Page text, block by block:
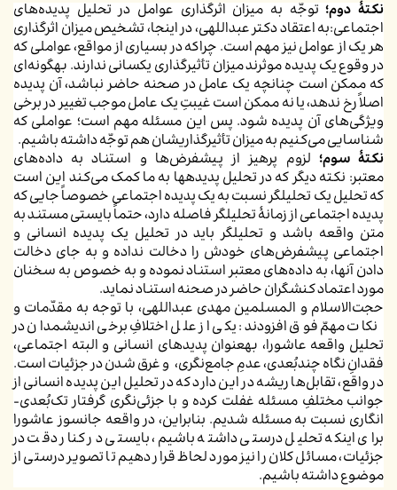
نکتۀ دوم؛ توجّه به میزان اثرگذاری عوامل در تحلیل پدیده‌های
اجتماعی:به اعتقاد دکتر عبداللهی، در اینجا، تشخیص میزان اثرگذاری
هر یک از عوامل نیز مهم است. چراکه در بسیاری از مواقع، عواملی که
در وقوع یک پدیده موثرند میزان تأثیرگذاری یکسانی ندارند. به­گونه‌ای
که ممکن است چنانچه یک عامل در صحنه حاضر نباشد، آن پدیده
اصلاً رخ ندهد، یا نه ممکن است غیبتِ یک عامل موجب تغییر در برخی
ویژگی‌های آن پدیده شود. پس این مسئله مهم است؛ عواملی که
شناسایی می‌کنیم به میزان تأثیرگذاری­شان هم توجّه داشته باشیم.
نکتۀ سوم؛ لزوم پرهیز از پیشفرض‌ها و استناد به داده‌های
معتبر: نکته دیگر که در تحلیل پدیده­ها به ما کمک می‌کند این است
که تحلیل یک تحلیلگر نسبت به یک پدیده اجتماعی خصوصاً جایی که
پدیده اجتماعی از زمانۀ تحلیلگر فاصله دارد، حتماً بایستی مستند به
متن واقعه باشد و تحلیلگر باید در تحلیل یک پدیده انسانی و
اجتماعی پیشفرض‌های خودش را دخالت نداده و به جای دخالت
دادن آن­ها، به داده‌های معتبر استناد نموده و به خصوص به سخنان
مورد اعتماد کنشگران حاضر در صحنه استناد نماید.
حجت‌الاسلام و المسلمین مهدی عبداللهی، با توجه به مقدّمات و
نکات مهمّ فوق افزودند: یکی از علل اختلافِ برخی اندیشمدان در
تحلیل واقعه عاشورا، به­عنوان پدیده­ای انسانی و البته اجتماعی،
فقدانِ نگاه چندبُعدی، عدمِ جامع‌نگری، و غرق شدن در جزئیات است.
در واقع، تقابل‌ها ریشه در این دارد که در تحلیل این پدیده انسانی از
جوانب مختلفِ مسئله غفلت کرده و با جزئی‌نگری گرفتار تک‌بُعدی­
انگاری نسبت به مسئله شدیم. بنابراین، در واقعه جانسوز عاشورا
برای اینکه تحلیل درستی داشته باشیم، بایستی در کنار دقت در
جزئیات، مسائل کلان را نیز مورد لحاظ قرار دهیم تا تصویر درستی از
موضوع داشته باشیم.